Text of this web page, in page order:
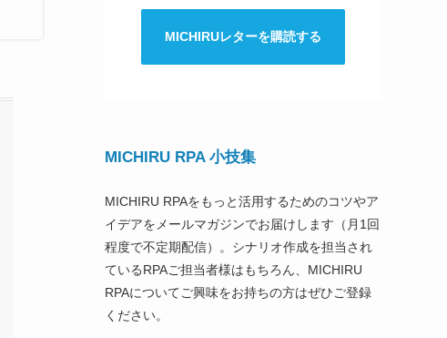
MICHIRUレターを購読する
MICHIRU RPA 小技集
MICHIRU RPAをもっと活用するためのコツやア
イデアをメールマガジンでお届けします（月1回
程度で不定期配信）。シナリオ作成を担当され
ているRPAご担当者様はもちろん、MICHIRU
RPAについてご興味をお持ちの方はぜひご登録
ください。